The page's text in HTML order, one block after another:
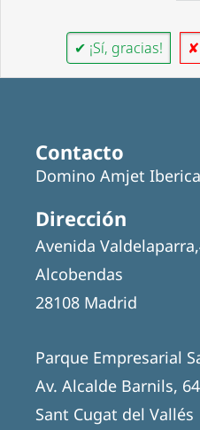
✔ ¡Sí, gracias!
Contacto
Domino Amjet
Dirección
Avenida
Alcobendas
28108 Madrid
Parque Empresarial
Av. Alcalde Barnils,
Sant Cugat del Vallés